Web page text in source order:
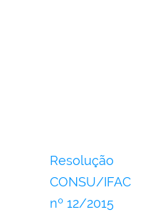
Resolução
CONSU/IFAC
nº 12/2015